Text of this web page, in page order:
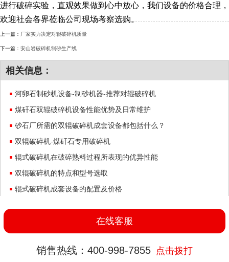
进行破碎实验，直观效果做到心中放心，我们设备的价格合理，
欢迎社会各界莅临公司现场考察选购。
上一篇： 厂家实力决定对辊破碎机质量
下一篇： 安山岩破碎机制砂生产线
相关信息：
河卵石制砂机设备-制砂机器-推荐对辊破碎机
煤矸石双辊破碎机设备性能优势及日常维护
砂石厂所需的双辊破碎机成套设备都包括什么？
双辊破碎机-煤矸石专用破碎机
辊式破碎机在破碎熟料过程所表现的优异性能
双辊破碎机的特点和型号选取
辊式破碎机成套设备的配置及价格
在线客服
销售热线：400-998-7855 点击拨打